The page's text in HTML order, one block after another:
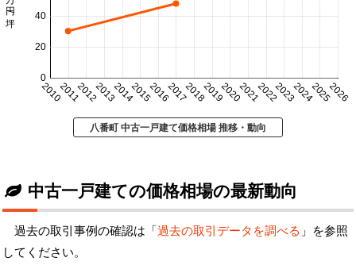
20102011201220132014201520162017201820192020202120222023202420252026
0
20
40
八番町 中古一戸建て価格相場 推移・動向
中古一戸建ての価格相場の最新動向
過去の取引事例の確認は「過去の取引データを調べる 」を参照
してください。